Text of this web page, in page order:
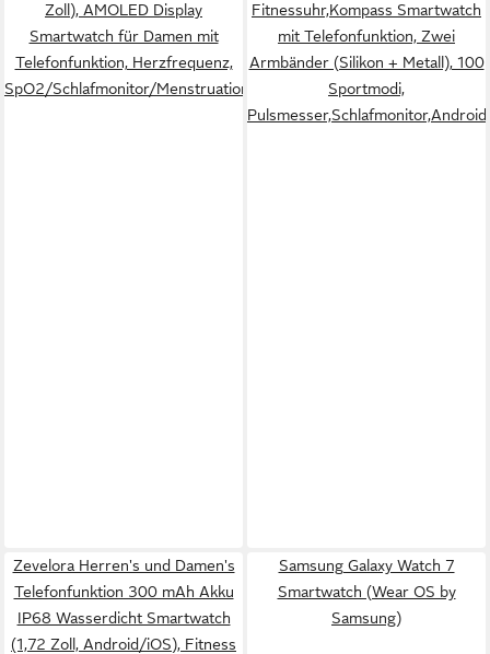
Zoll), AMOLED Display
Smartwatch für Damen mit
Telefonfunktion, Herzfrequenz,
SpO2/Schlafmonitor/Menstruationszyklus
Fitnessuhr,Kompass Smartwatch
mit Telefonfunktion, Zwei
Armbänder (Silikon + Metall), 100
Sportmodi,
Zevelora Herren's und Damen's
Telefonfunktion 300 mAh Akku
IP68 Wasserdicht Smartwatch
(1,72 Zoll, Android/iOS), Fitness
Samsung Galaxy Watch 7
Smartwatch (Wear OS by
Samsung)